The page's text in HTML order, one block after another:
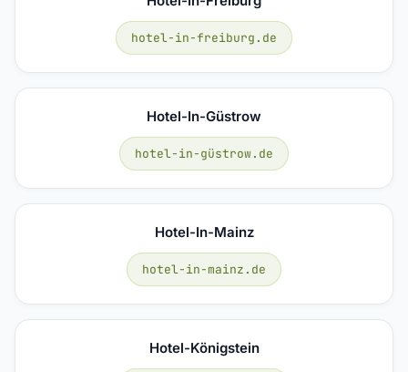
hotel-in-freiburg.de
Hotel-In-Güstrow
hotel-in-güstrow.de
Hotel-In-Mainz
hotel-in-mainz.de
Hotel-Königstein